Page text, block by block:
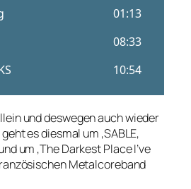
und deswegen auch wieder
es diesmal um ‚SABLE,
um ‚The Darkest Place I’ve
Metalcoreband